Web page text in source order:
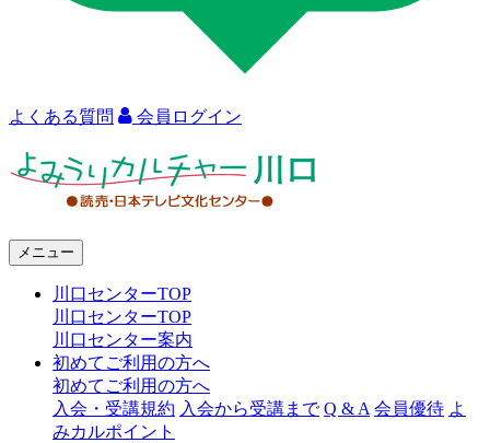
よくある質問 会員ログイン
ャ
メニュー
川口センターTOP
川口センターTOP
川口センター案内
初めてご利用の方へ
初めてご利用の方へ
入会・受講規約 入会から受講まで Q & A 会員優待 よ
みカルポイント